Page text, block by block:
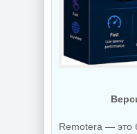
для
компьютерной
мышки (Cursors
concept scheme)
Remotera — это